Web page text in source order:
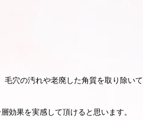
穴の汚れや老廃した角質を取り除いて
効果を実感して頂けると思います。